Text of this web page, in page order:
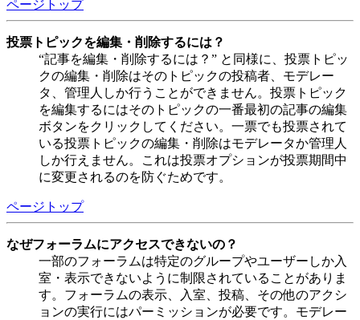
ページトップ
投票トピックを編集・削除するには？
“記事を編集・削除するには？” と同様に、投票トピッ
クの編集・削除はそのトピックの投稿者、モデレー
タ、管理人しか行うことができません。投票トピック
を編集するにはそのトピックの一番最初の記事の編集
ボタンをクリックしてください。一票でも投票されて
いる投票トピックの編集・削除はモデレータか管理人
しか行えません。これは投票オプションが投票期間中
に変更されるのを防ぐためです。
ページトップ
なぜフォーラムにアクセスできないの？
一部のフォーラムは特定のグループやユーザーしか入
室・表示できないように制限されていることがありま
す。フォーラムの表示、入室、投稿、その他のアクシ
ョンの実行にはパーミッションが必要です。モデレー